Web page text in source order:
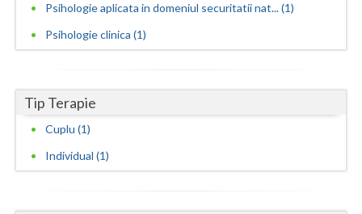
Mures
Neamt
Prahova
Satu-Mare
Psihologie aplicata in domeniul securitatii nat... (1)
Psihologie clinica (1)
Tip Terapie
Cuplu (1)
Individual (1)